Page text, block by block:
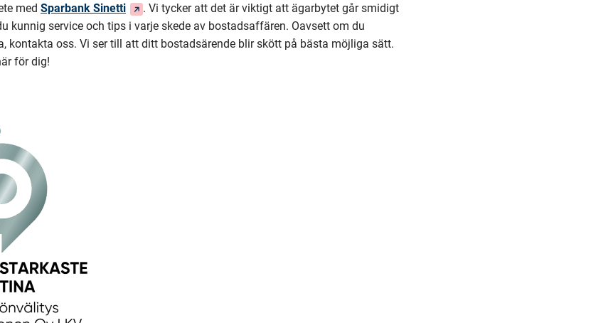
med Sparbank Sinetti(Du
dirigeras
till
. Vi tycker att det är viktigt att ägarbytet går smidigt
kunnig service och tips i varje skede av bostadsaffären. Oavsett om du
kontakta oss. Vi ser till att ditt bostadsärende blir skött på bästa möjliga sätt.
för dig!